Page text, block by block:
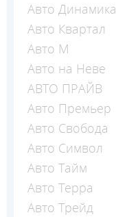
Авто Динамика
Авто Квартал
Авто М
Авто на Неве
АВТО ПРАЙВ
Авто Премьер
Авто Свобода
Авто Символ
Авто Тайм
Авто Терра
Авто Трейд